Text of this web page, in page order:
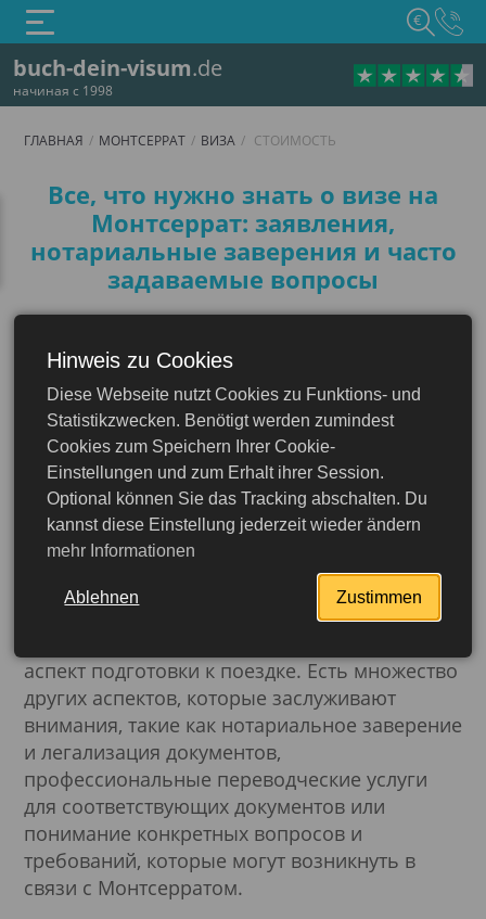
buch-dein-visum.de
начиная с 1998
€
Монтсеррат
ГЛАВНАЯ МОНТСЕРРАТ ВИЗА СТОИМОСТЬ
Стоимость
Все, что нужно знать о визе на
Монтсеррат: заявления,
нотариальные заверения и часто
задаваемые вопросы
Карибском море, каждый год привлекает
Монтсеррате по деловым вопросам, как
турист или по какому-либо другому особому
случаю, тщательная подготовка заранее
может устранить множество потенциальных
препятствий. Здесь ключевую роль играют
документация и процедуры.
Визы часто являются первым шагом для
беспроблемного въезда. Однако процесс
аспект подготовки к поездке. Есть множество
других аспектов, которые заслуживают
внимания, такие как нотариальное заверение
и легализация документов,
профессиональные переводческие услуги
для соответствующих документов или
понимание конкретных вопросов и
требований, которые могут возникнуть в
связи с Монтсерратом.
Hinweis zu Cookies
Diese Webseite nutzt Cookies zu Funktions- und
Statistikzwecken. Benötigt werden zumindest
Cookies zum Speichern Ihrer Cookie-
Einstellungen und zum Erhalt ihrer Session.
Optional können Sie das Tracking abschalten. Du
kannst diese Einstellung jederzeit wieder ändern
mehr Informationen
Ablehnen Zustimmen